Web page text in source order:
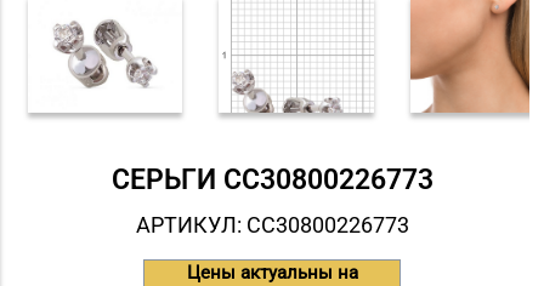
СЕРЬГИ СC30800226773
АРТИКУЛ: СC30800226773
Цены актуальны на